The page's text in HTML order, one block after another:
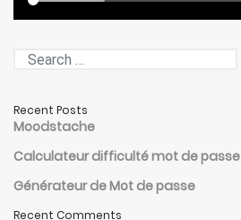
Recent Posts
Moodstache
Calculateur difficulté mot de passe
Générateur de Mot de passe
Recent Comments